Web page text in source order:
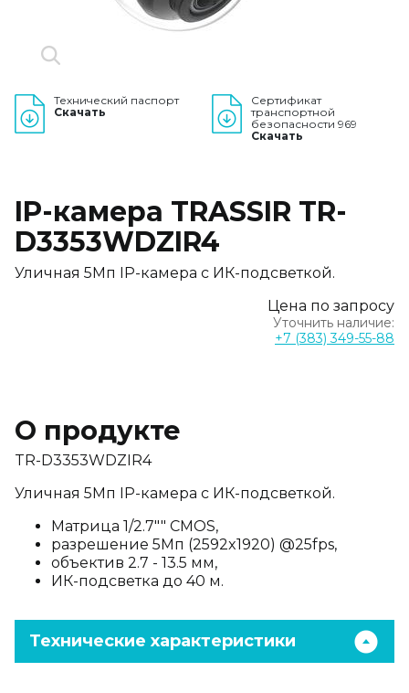
Технический паспорт
Скачать
Сертификат
транспортной
безопасности 969
Скачать
IP-камера TRASSIR TR-
D3353WDZIR4
Уличная 5Мп IP-камера с ИК-подсветкой.
Цена по запросу
Уточнить наличие:
+7 (383) 349-55-88
О продукте
TR-D3353WDZIR4
Уличная 5Мп IP-камера с ИК-подсветкой.
Матрица 1/2.7"" CMOS,
разрешение 5Мп (2592x1920) @25fps,
объектив 2.7 - 13.5 мм,
ИК-подсветка до 40 м.
Технические характеристики